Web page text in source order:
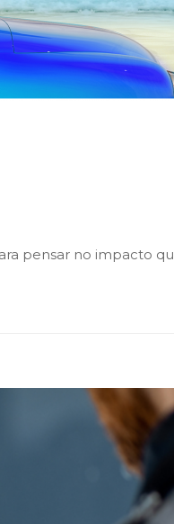
pensar no impacto